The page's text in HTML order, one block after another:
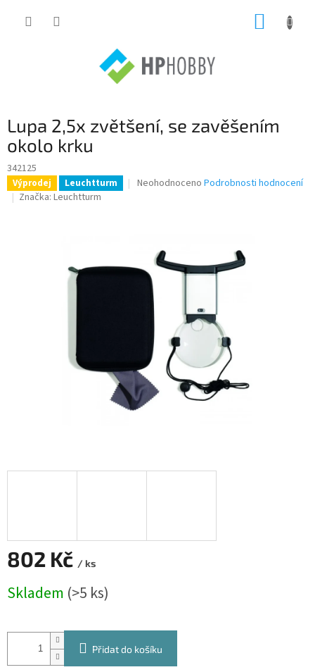
Lupa 2,5x zvětšení, se zavěšením
okolo krku
342125
Výprodej Leuchtturm
Průměrné
hvězdiček.
Neohodnoceno Podrobnosti hodnocení
Značka: Leuchtturm
802 Kč / ks
cena:
Skladem (>5 ks)
Přidat do košíku